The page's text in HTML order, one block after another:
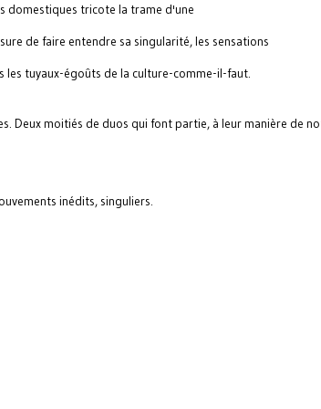
domestiques tricote la trame d'une
de faire entendre sa singularité, les sensations
les tuyaux-égoûts de la culture-comme-il-faut.
Deux moitiés de duos qui font partie, à leur manière de
inédits, singuliers.